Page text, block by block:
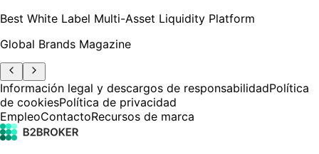
Best White Label Multi-Asset Liquidity Platform
Global Brands Magazine
Información legal y descargos de responsabilidadPolítica
de cookiesPolítica de privacidad
EmpleoContactoRecursos de marca